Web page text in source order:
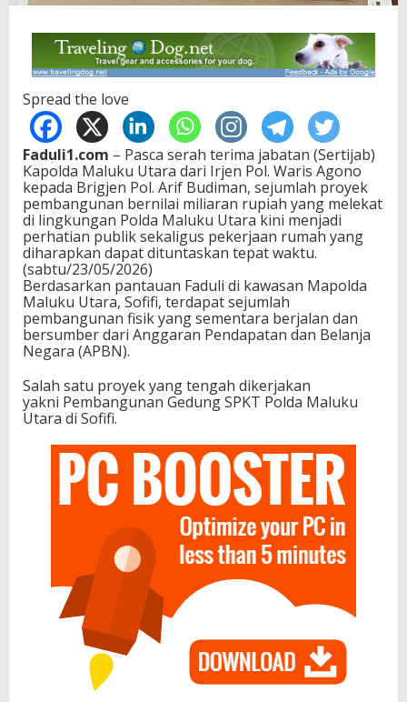
Spread the love
Faduli1.com – Pasca serah terima jabatan (Sertijab)
Kapolda Maluku Utara dari Irjen Pol. Waris Agono
kepada Brigjen Pol. Arif Budiman, sejumlah proyek
pembangunan bernilai miliaran rupiah yang melekat
di lingkungan Polda Maluku Utara kini menjadi
perhatian publik sekaligus pekerjaan rumah yang
diharapkan dapat dituntaskan tepat waktu.
(sabtu/23/05/2026)
Berdasarkan pantauan Faduli di kawasan Mapolda
Maluku Utara, Sofifi, terdapat sejumlah
pembangunan fisik yang sementara berjalan dan
bersumber dari Anggaran Pendapatan dan Belanja
Negara (APBN).
Salah satu proyek yang tengah dikerjakan
yakni Pembangunan Gedung SPKT Polda Maluku
Utara di Sofifi.